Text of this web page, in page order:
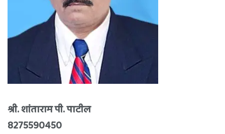
श्री. शांताराम पी. पाटील
8275590450